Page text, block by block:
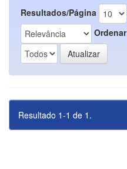
Resultados/Página
Ordenar
Resultado 1-1 de 1.